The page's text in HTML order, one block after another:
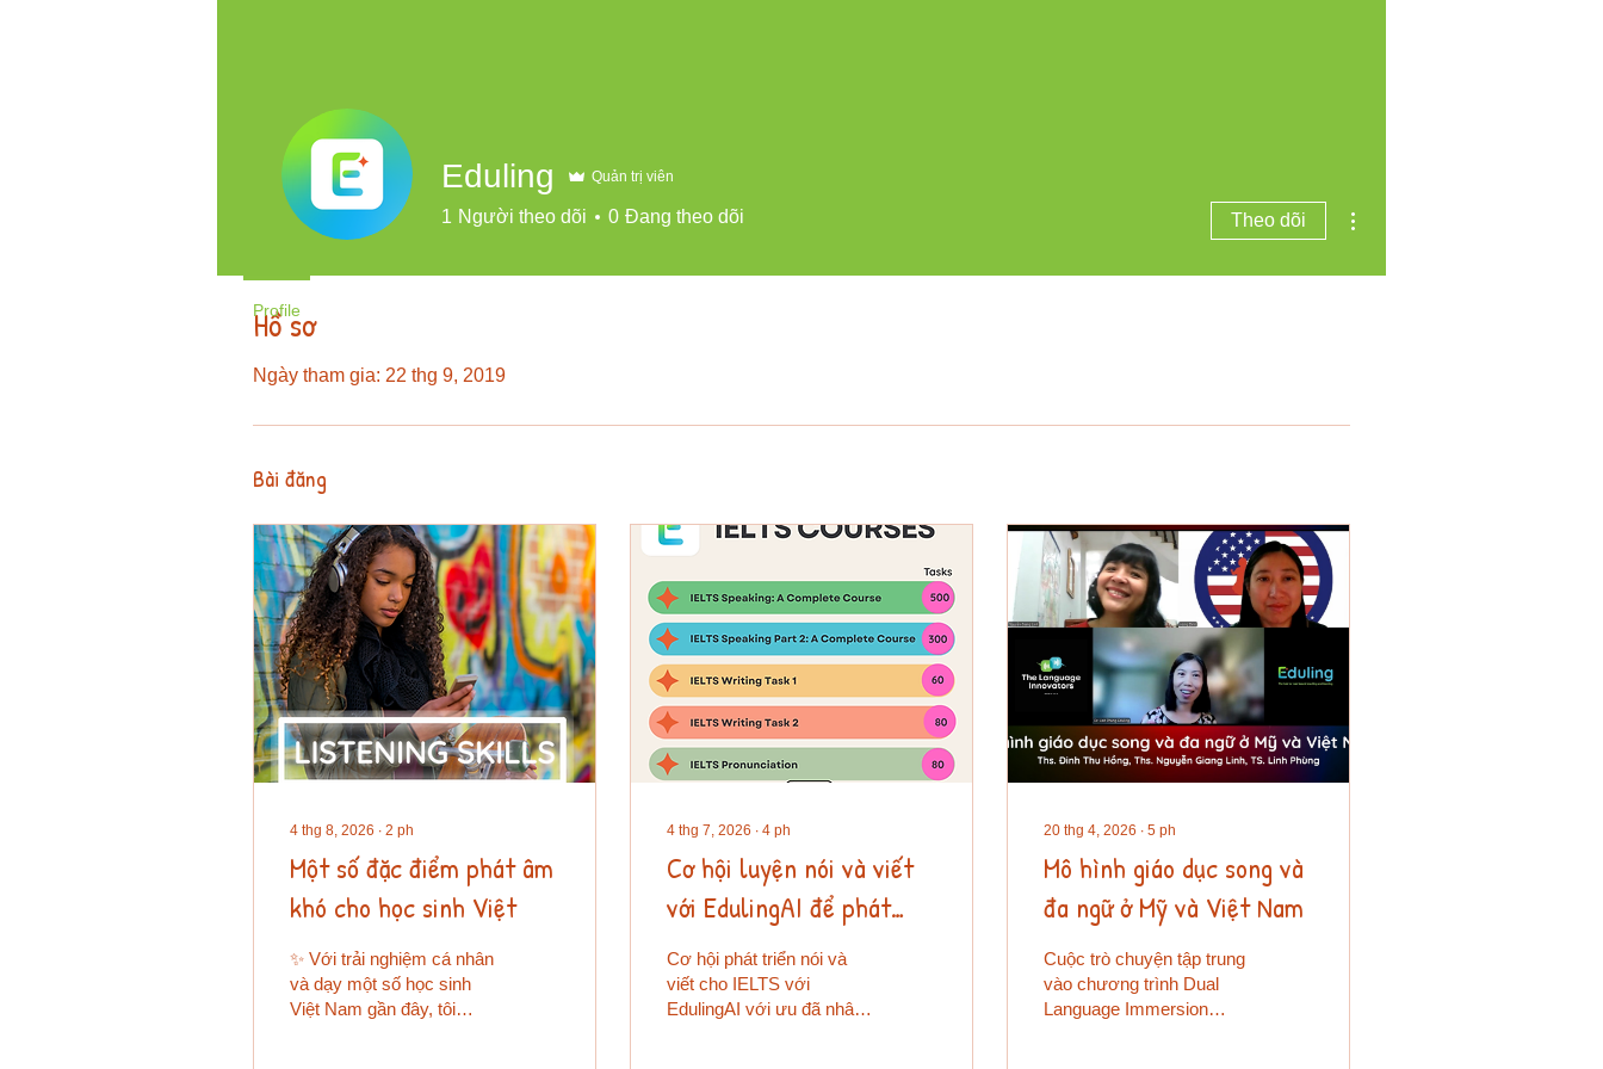
Hồ sơ
Ngày tham gia: 22 thg 9, 2019
Bài đăng
4 thg 8, 2026 ∙ 2 ph
Một số đặc điểm phát âm
khó cho học sinh Việt
✨ Với trải nghiệm cá nhân
và dạy một số học sinh
Việt Nam gần đây, tôi
4 thg 7, 2026 ∙ 4 ph
Cơ hội luyện nói và viết
với EdulingAI để phát
triển khả năng sử dụng
ngôn ngữ thực sự
Cơ hội phát triển nói và
viết cho IELTS với
EdulingAI với ưu đã nhân
20 thg 4, 2026 ∙ 5 ph
Mô hình giáo dục song và
đa ngữ ở Mỹ và Việt Nam
Cuộc trò chuyện tập trung
vào chương trình Dual
Language Immersion
Eduling Quản trị viên
1 Người theo dõi 0 Đang theo dõi Theo dõi
Profile